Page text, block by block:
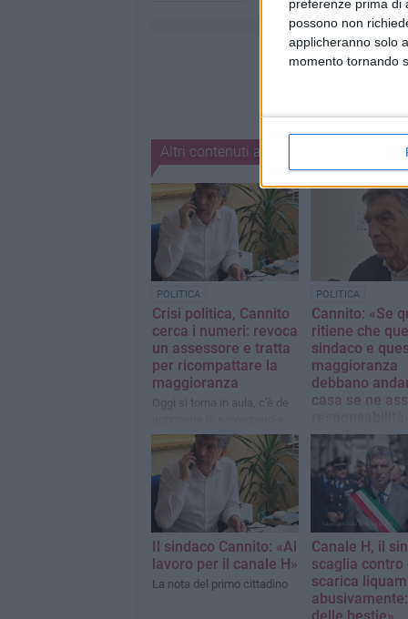
preferenze prima di
possono non
applicheranno solo
momento tornando
Altri contenuti a tema
POLITICA
Crisi politica, Cannito
cerca i numeri: revoca
un assessore e tratta
per ricompattare la
maggioranza
Oggi si torna in aula, c'è de
degli equilibri di bilancio
POLITICA
Cannito: «Se
ritiene che
sindaco e
maggioranza
debbano
casa se ne
Ledichiarazioni a
sindaco Cosimo
sulla crisi della sua
maggioranza
Il sindaco Cannito: «Al
lavoro per il canale H»
La nota del primo cittadino
Canale H, il
scaglia contro
scarica